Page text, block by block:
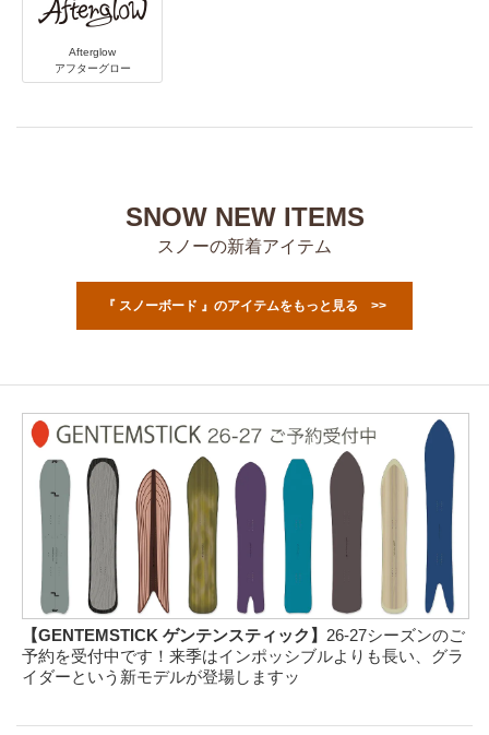
Afterglow
アフターグロー
SNOW NEW ITEMS
スノーの新着アイテム
『 スノーボード 』のアイテムをもっと見る >>
【GENTEMSTICK ゲンテンスティック】 26-27シーズンのご
予約を受付中です！来季はインポッシブルよりも長い、グラ
イダーという新モデルが登場しますッ